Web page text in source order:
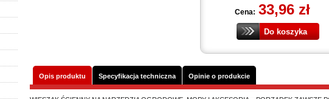
Cena: 33,96 zł
Opis produktu Specyfikacja techniczna Opinie o produkcie